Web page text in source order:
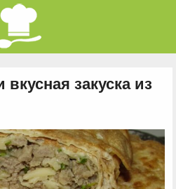
закуска из